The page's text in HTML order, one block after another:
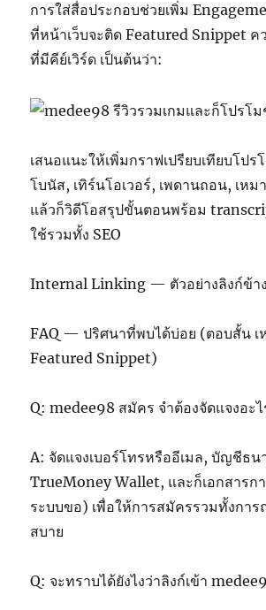
การใส่สื่อประกอบช่วยเพิ่ม
ที่หน้าเว็บจะติด Featured Snippet
ที่มีคีย์เวิร์ด เป็นต้นว่า:
เสนอแนะให้เพิ่มกราฟเปรียบเทียบโป
โบนัส, เทิร์นโอเวอร์, เพดานถอน, เห
แล้วก็วิดีโอสรุปขั้นตอนพร้อม
ใช้รวมทั้ง SEO
Internal Linking — ตัวอย่างลิงก์ข้าง
FAQ — ปริศนาที่พบได้บ่อย (ตอบสั้น เ
Featured Snippet)
Q: medee98 สมัคร จำต้องจัดแจงอะไ
A: จัดแจงเบอร์โทรหรืออีเมล, บัญชีธน
TrueMoney Wallet, และก็เอกสารก
ระบบขอ) เพื่อให้การสมัครรวมทั้งการ
สบาย
Q: จะทราบได้ยังไงว่าลิงก์เข้า